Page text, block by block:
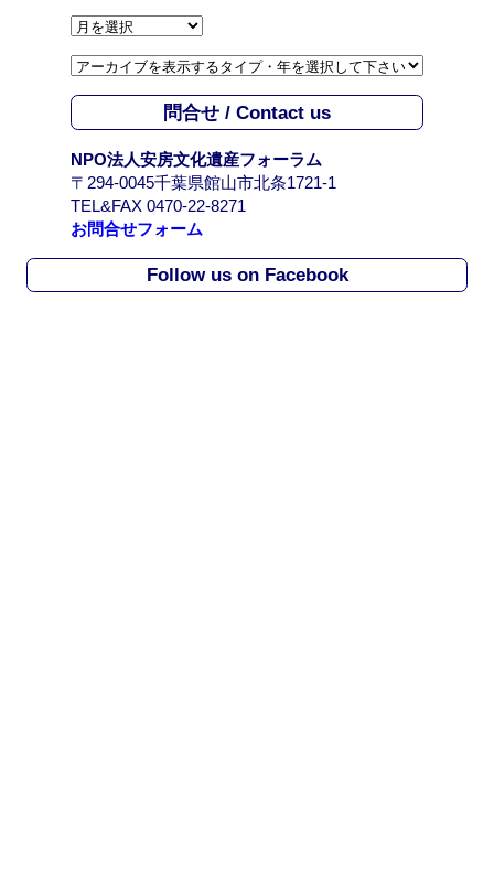
ア
カ
イ
ブ
A
r
c
h
i
問合せ / Contact us
NPO法人安房文化遺産フォーラム
〒294-0045千葉県館山市北条1721-1
TEL&FAX 0470-22-8271
お問合せフォーム
Follow us on Facebook